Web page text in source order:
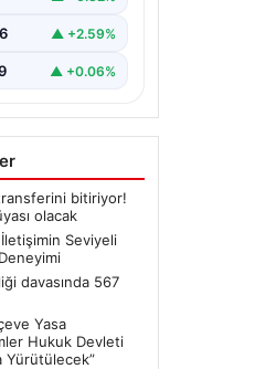
▲ +2.59%
▲ +0.06%
bitiriyor!
olacak
Seviyeli
davasında 567
Yasa
Hukuk Devleti
Yürütülecek”